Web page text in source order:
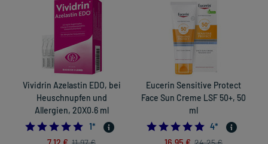
Vividrin Azelastin EDO, bei
Heuschnupfen und
Allergien, 20X0.6 ml
5.0
1*
7,12 €
Eucerin Sensitive Protect
Face Sun Creme LSF 50+, 50
ml
5.0
4*
16,95 €